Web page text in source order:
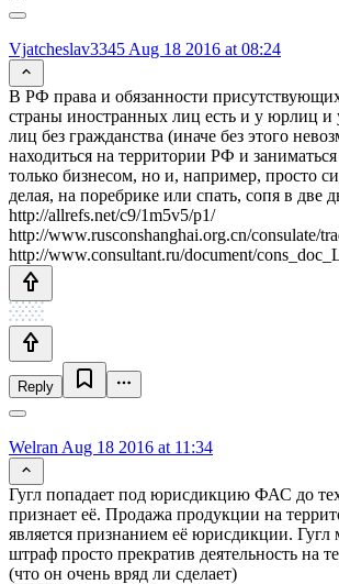
Vjatcheslav3345 Aug 18 2016 at 08:24
В РФ права и обязанности
страны иностранных лиц есть и у юрлиц и
лиц без гражданства (иначе без этого
находиться на территории РФ и
только бизнесом, но и, например, просто
делая, на поребрике или спать, сопя в две
http://allrefs.net/c9/1m5v5/p1/
http://www.rusconshanghai.org.cn/consulate/
http://www.consultant.ru/document/
Reply
Welran Aug 18 2016 at 11:34
Гугл попадает под юрисдикцию ФАС до
признает её. Продажа продукции на
является признанием её юрисдикции. Гугл
штраф просто прекратив деятельность на
(что он очень вряд ли сделает)